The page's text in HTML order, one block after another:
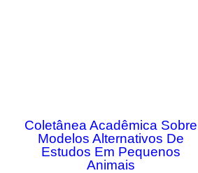
Coletânea Acadêmica Sobre
Modelos Alternativos De
Estudos Em Pequenos
Animais